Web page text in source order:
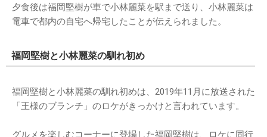
夕食後は福岡堅樹が車で小林麗菜を駅まで送り、小林麗菜は
電車で都内の自宅へ帰宅したことが伝えられました。
福岡堅樹と小林麗菜の馴れ初め
福岡堅樹と小林麗菜の馴れ初めは、2019年11月に放送された
「王様のブランチ」のロケがきっかけと言われています。
グルメを楽しむコーナーに登場した福岡堅樹は、ロケに同行